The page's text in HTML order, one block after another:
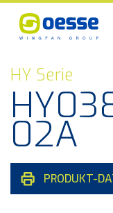
HY Serie
02A
PRODUKT-